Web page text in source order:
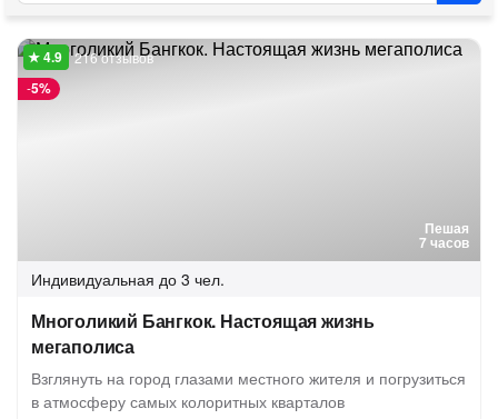
Пешая
7 часов
-5%
216 отзывов
Индивидуальная до 3 чел.
Многоликий Бангкок. Настоящая жизнь
мегаполиса
Взглянуть на город глазами местного жителя и погрузиться
в атмосферу самых колоритных кварталов